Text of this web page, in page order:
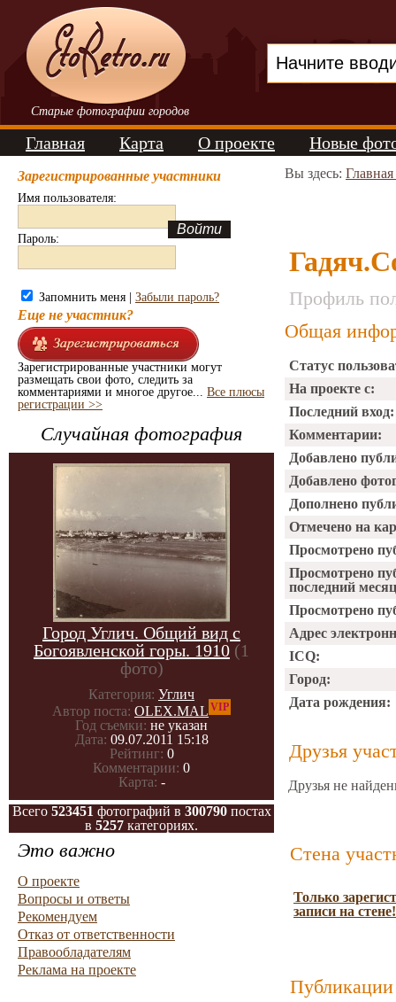
Старые фотографии городов
Главная Карта О проекте Новые
Зарегистрированные участники
Имя пользователя:
Пароль:
Запомнить меня | Забыли пароль?
Еще не участник?
Зарегистрированные участники могут
размещать свои фото, следить за
комментариями и многое другое... Все плюсы
регистрации >>
Случайная фотография
Город Углич. Общий вид с
Богоявленской горы. 1910 (1
фото)
Категория: Углич
Автор поста: OLEX.MAL VIP
Год съемки: не указан
Дата: 09.07.2011 15:18
Рейтинг: 0
Комментарии: 0
Карта: -
Всего 523451 фотографий в 300790постах
в 5257 категориях.
Это важно
О проекте
Вопросы и ответы
Рекомендуем
Отказ от ответственности
Правообладателям
Реклама на проекте
Вы здесь:
Профиль
Общая
Статус
На проекте с:
Последний вход:
Комментарии:
Добавлено
Добавлено
Дополнено
Отмечено на
Просмотрено
Просмотрено
последний
Просмотрено
Адрес
ICQ:
Город:
Дата рождения:
Друзья
Друзья не
Стена
Только
записи на стене!
Публикации